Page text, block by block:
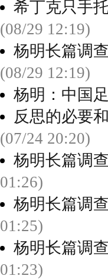
希丁克只手
(08/29 12:19)
杨明长篇调
(08/29 12:19)
杨明：中国
反思的必要
(07/24 20:20)
杨明长篇调
01:26)
杨明长篇调
01:25)
杨明长篇调
01:23)